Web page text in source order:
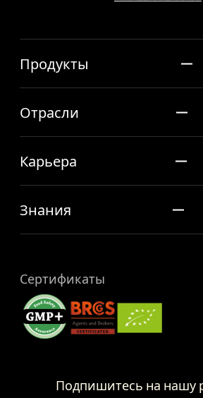
Продукты
Отрасли
Карьера
Знания
Сертификаты
Подпишитесь на нашу